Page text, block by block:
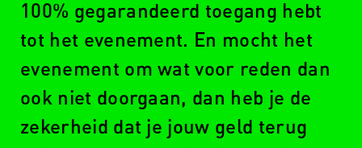
100% gegarandeerd toegang hebt
tot het evenement. En mocht het
evenement om wat voor reden dan
ook niet doorgaan, dan heb je de
zekerheid dat je jouw geld terug